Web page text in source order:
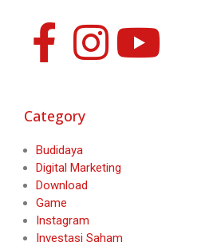
Category
Budidaya
Digital Marketing
Download
Game
Instagram
Investasi Saham